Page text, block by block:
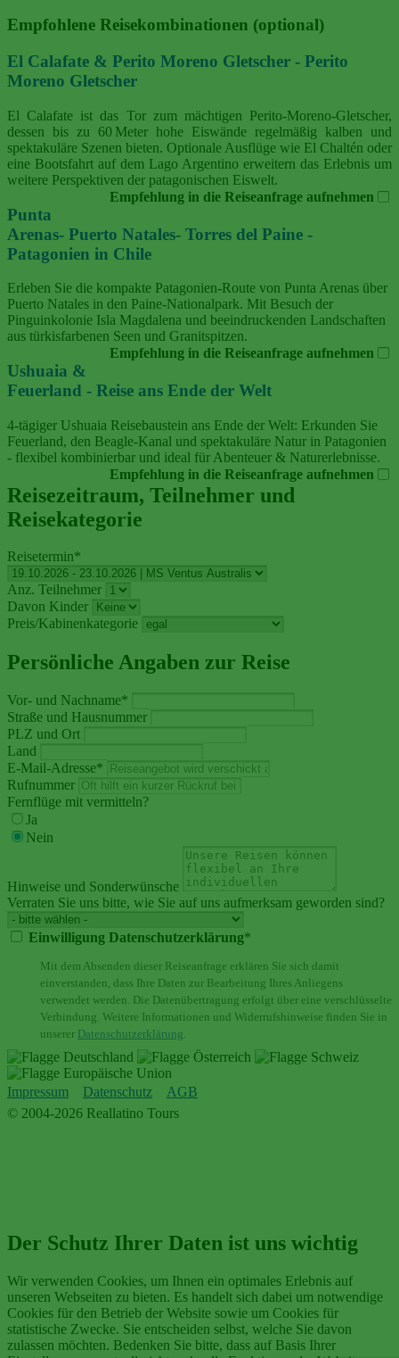
Empfohlene Reisekombinationen (optional)
El Calafate & Perito Moreno Gletscher - Perito
Moreno Gletscher
El Calafate ist das Tor zum mächtigen Perito‑Moreno‑Gletscher,
dessen bis zu 60 Meter hohe Eiswände regelmäßig kalben und
spektakuläre Szenen bieten. Optionale Ausflüge wie El Chaltén oder
eine Bootsfahrt auf dem Lago Argentino erweitern das Erlebnis um
weitere Perspektiven der patagonischen Eiswelt.
Empfehlung in die Reiseanfrage aufnehmen
Punta
Arenas- Puerto Natales- Torres del Paine -
Patagonien in Chile
Erleben Sie die kompakte Patagonien‑Route von Punta Arenas über
Puerto Natales in den Paine‑Nationalpark. Mit Besuch der
Pinguinkolonie Isla Magdalena und beeindruckenden Landschaften
aus türkisfarbenen Seen und Granitspitzen.
Empfehlung in die Reiseanfrage aufnehmen
Ushuaia &
Feuerland - Reise ans Ende der Welt
4‑tägiger Ushuaia Reisebaustein ans Ende der Welt: Erkunden Sie
Feuerland, den Beagle‑Kanal und spektakuläre Natur in Patagonien
- flexibel kombinierbar und ideal für Abenteuer & Naturerlebnisse.
Empfehlung in die Reiseanfrage aufnehmen
Reisezeitraum, Teilnehmer und
Reisekategorie
Reisetermin*
Anz. Teilnehmer
Davon Kinder
Preis/Kabinenkategorie
Persönliche Angaben zur Reise
Vor- und Nachname*
Straße und Hausnummer
PLZ und Ort
Land
E-Mail-Adresse*
Rufnummer
Fernflüge mit vermitteln?
Ja
Nein
Hinweise und Sonderwünsche
Verraten Sie uns bitte, wie Sie auf uns aufmerksam geworden sind?
Einwilligung Datenschutzerklärung*
Mit dem Absenden dieser Reiseanfrage erklären Sie sich damit
einverstanden, dass Ihre Daten zur Bearbeitung Ihres Anliegens
verwendet werden. Die Datenübertragung erfolgt über eine verschlüsselte
Verbindung. Weitere Informationen und Widerrufshinweise finden Sie in
unserer Datenschutzerklärung.
Impressum Datenschutz
AGB
© 2004-2026 Reallatino Tours
Der Schutz Ihrer Daten ist uns wichtig
Wir verwenden Cookies, um Ihnen ein optimales Erlebnis auf
unseren Webseiten zu bieten. Es handelt sich dabei um notwendige
Cookies für den Betrieb der Website sowie um Cookies für
statistische Zwecke. Sie entscheiden selbst, welche Sie davon
zulassen möchten. Bedenken Sie bitte, dass auf Basis Ihrer